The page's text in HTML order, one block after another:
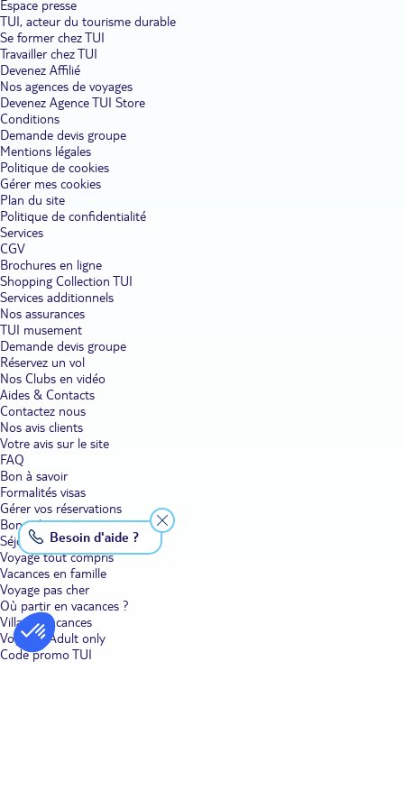
Espace presse
TUI, acteur du tourisme durable
Se former chez TUI
Travailler chez TUI
Devenez Affilié
Nos agences de voyages
Devenez Agence TUI Store
Conditions
Demande devis groupe
Mentions légales
Politique de cookies
Gérer mes cookies
Plan du site
Politique de confidentialité
Services
CGV
Brochures en ligne
Shopping Collection TUI
Services additionnels
Nos assurances
TUI musement
Demande devis groupe
Réservez un vol
Nos Clubs en vidéo
Aides & Contacts
Contactez nous
Nos avis clients
Votre avis sur le site
FAQ
Bon à savoir
Formalités visas
Gérer vos réservations
Bons plans voyage
Séjour
Voyage tout compris
Vacances en famille
Voyage pas cher
Où partir en vacances ?
Villages vacances
Voyages Adult only
Code promo TUI
Besoin d'aide ?